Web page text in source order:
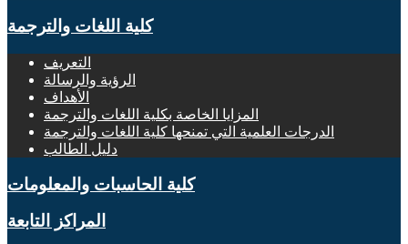
كلية اللغات والترجمة
التعريف
الرؤية والرسالة
الأهداف
المزايا الخاصة بكلية اللغات والترجمة
الدرجات العلمية التي تمنحها كلية اللغات والترجمة
دليل الطالب
كلية الحاسبات والمعلومات
المراكز التابعة